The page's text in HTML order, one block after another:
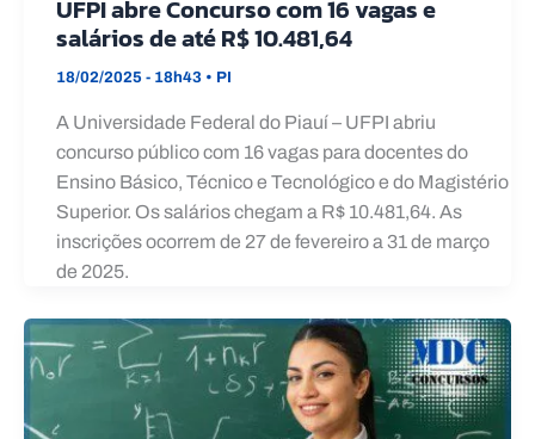
UFPI abre Concurso com 16 vagas e
salários de até R$ 10.481,64
18/02/2025 - 18h43 • PI
A Universidade Federal do Piauí – UFPI abriu
concurso público com 16 vagas para docentes do
Ensino Básico, Técnico e Tecnológico e do Magistério
Superior. Os salários chegam a R$ 10.481,64. As
inscrições ocorrem de 27 de fevereiro a 31 de março
de 2025.